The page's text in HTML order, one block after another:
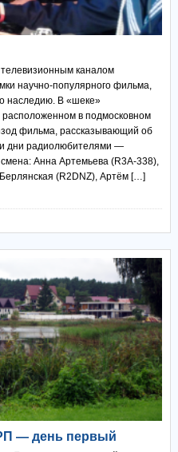
телевизионным каналом
научно-популярного фильма,
наследию. В «шеке»
в подмосковном
фильма, рассказывающий об
дни радиолюбителями —
Анна Артемьева (R3A-338),
(R2DNZ), Артём […]
— день первый